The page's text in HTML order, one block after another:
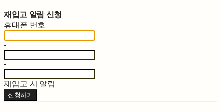
재입고 알림 신청
휴대폰 번호
-
-
재입고 시 알림
신청하기